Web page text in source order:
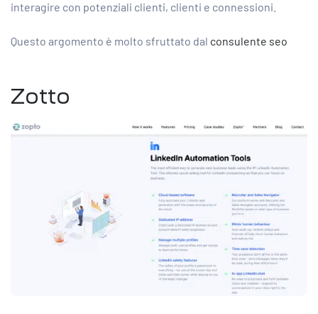
interagire con potenziali clienti, clienti e connessioni.
Questo argomento è molto sfruttato dal consulente seo
Zotto